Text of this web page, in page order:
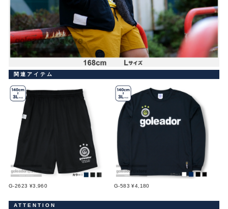
関連アイテム
G-2623 ¥3,960 G-583 ¥4,180
ATTENTION